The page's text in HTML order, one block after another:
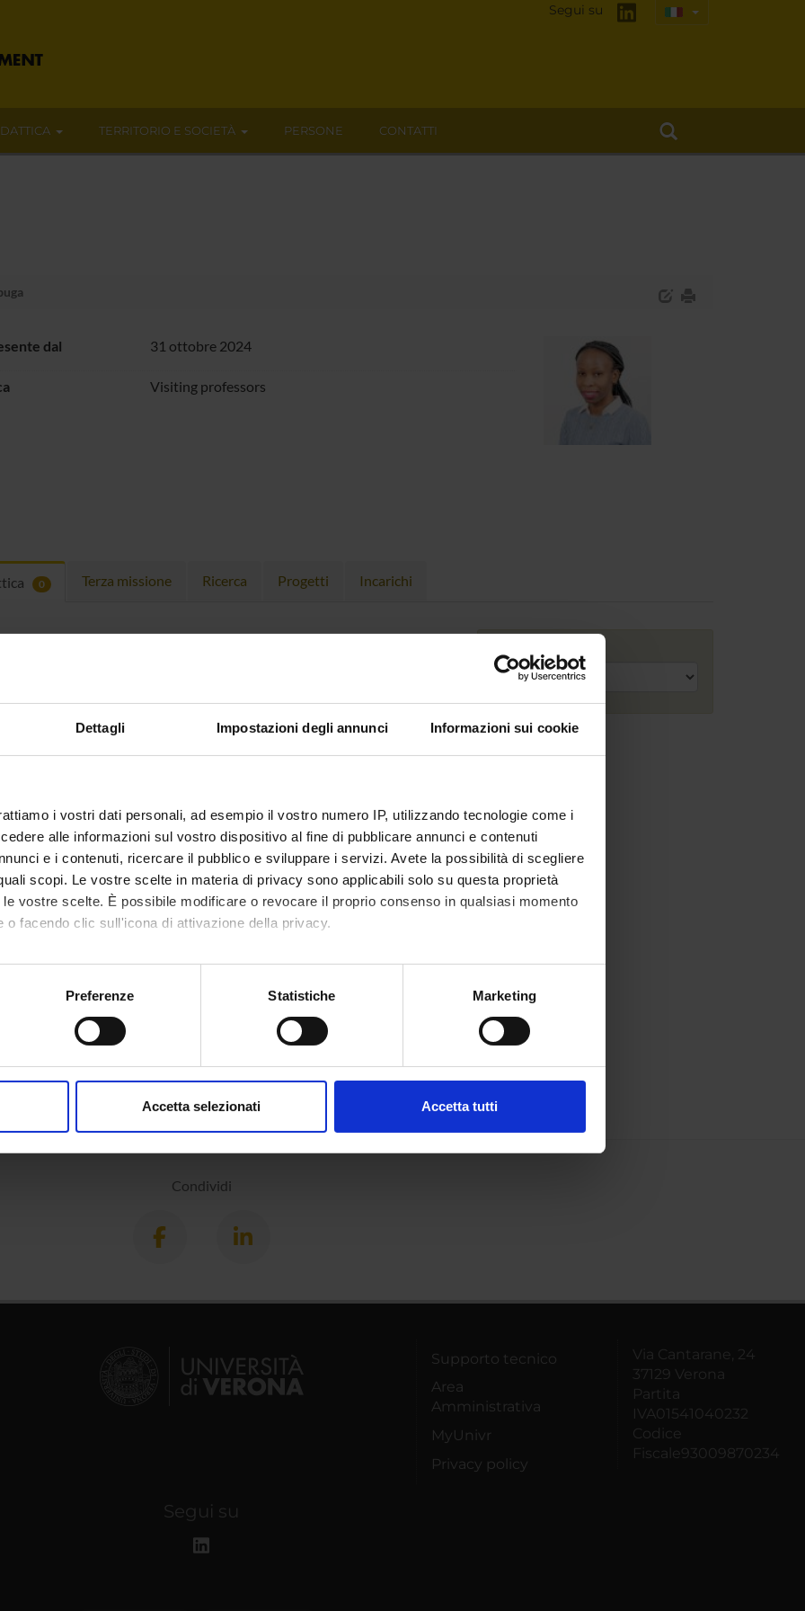
Dettagli Impostazioni degli annunci Informazioni sui cookie
i vostri dati personali, ad esempio il vostro numero IP, utilizzando tecnologie come i
alle informazioni sul vostro dispositivo al fine di pubblicare annunci e contenuti
e i contenuti, ricercare il pubblico e sviluppare i servizi. Avete la possibilità di scegliere
scopi. Le vostre scelte in materia di privacy sono applicabili solo su questa proprietà
vostre scelte. È possibile modificare o revocare il proprio consenso in qualsiasi momento
o facendo clic sull'icona di attivazione della privacy.
anche:
sulla tua posizione geografica, con un'approssimazione di qualche metro,
in qualsiasi momento dalla Dichiarazione sui cookie.
Preferenze Statistiche Marketing
Accetta selezionati Accetta tutti
Segui su
TERRITORIO E SOCIETÀ PERSONE CONTATTI
dal 31 ottobre 2024
Visiting professors
0 Terza missione Ricerca Progetti Incarichi
Condividi
Supporto tecnico
Area
Amministrativa
MyUnivr
Privacy policy
Via Cantarane, 24
37129 Verona
Partita
IVA01541040232
Codice
Fiscale93009870234
Segui su